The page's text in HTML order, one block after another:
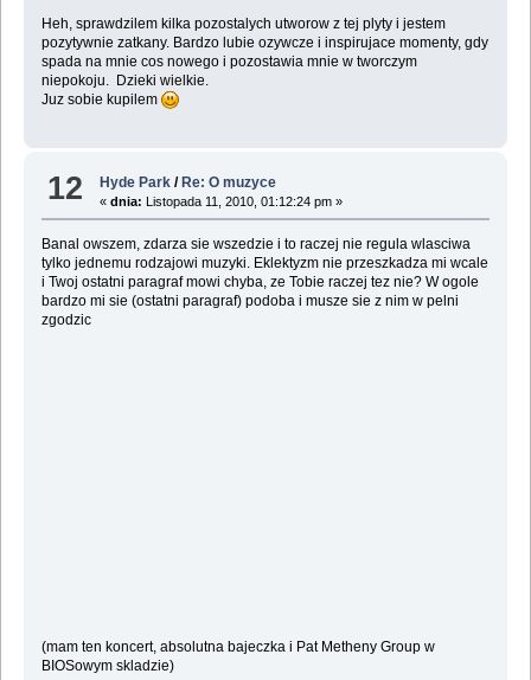
Heh, sprawdzilem kilka pozostalych utworow z tej plyty i jestem
pozytywnie zatkany. Bardzo lubie ozywcze i inspirujace momenty, gdy
spada na mnie cos nowego i pozostawia mnie w tworczym
niepokoju. Dzieki wielkie.
Juz sobie kupilem
12 Hyde Park /Re: O muzyce
«dnia: Listopada 11, 2010, 01:12:24 pm »
Banal owszem, zdarza sie wszedzie i to raczej nie regula wlasciwa
tylko jednemu rodzajowi muzyki. Eklektyzm nie przeszkadza mi wcale
i Twoj ostatni paragraf mowi chyba, ze Tobie raczej tez nie? W ogole
bardzo mi sie (ostatni paragraf) podoba i musze sie z nim w pelni
zgodzic
(mam ten koncert, absolutna bajeczka i Pat Metheny Group w
BIOSowym skladzie)